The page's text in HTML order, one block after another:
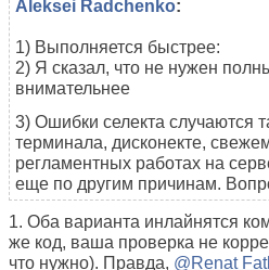
Aleksei Radchenko:
1) Выполняется быстрее:
2) Я сказал, что не нужен
внимательнее
3) Ошибки селекта случаются
терминала, дисконекте,
регламентных работах на
еще по другим причинам.
1. Оба варианта инлайнятся
же код, ваша проверка не
что нужно). Правда, @Renat